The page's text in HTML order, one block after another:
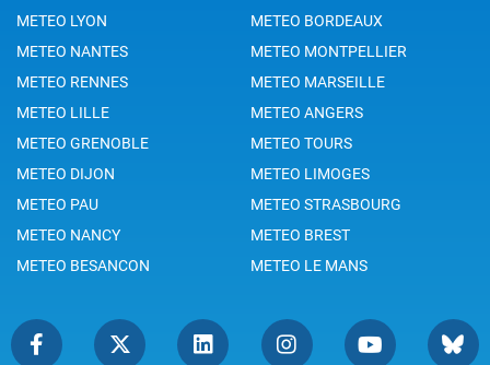
METEO LYON
METEO BORDEAUX
METEO NANTES
METEO MONTPELLIER
METEO RENNES
METEO MARSEILLE
METEO LILLE
METEO ANGERS
METEO GRENOBLE
METEO TOURS
METEO DIJON
METEO LIMOGES
METEO PAU
METEO STRASBOURG
METEO NANCY
METEO BREST
METEO BESANCON
METEO LE MANS